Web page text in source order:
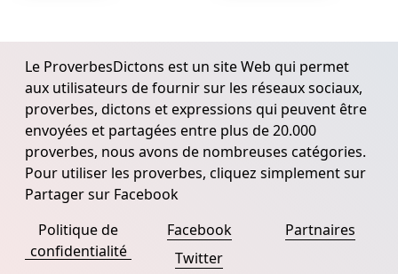
Le ProverbesDictons est un site Web qui permet
aux utilisateurs de fournir sur les réseaux sociaux,
proverbes, dictons et expressions qui peuvent être
envoyées et partagées entre plus de 20.000
proverbes, nous avons de nombreuses catégories.
Pour utiliser les proverbes, cliquez simplement sur
Partager sur Facebook
Politique de
confidentialité
Facebook
Twitter
Partnaires